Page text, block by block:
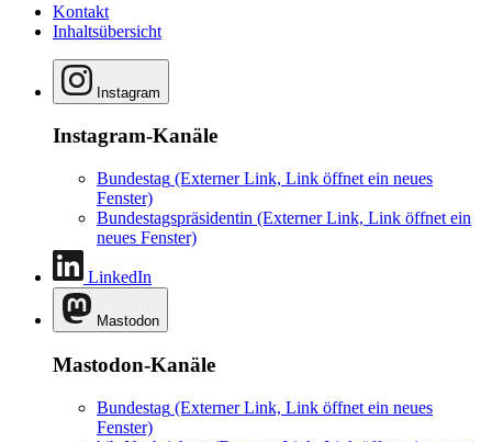
Kontakt
Inhaltsübersicht
Instagram
Instagram-Kanäle
Bundestag (Externer Link, Link öffnet ein neues
Fenster)
Bundestagspräsidentin (Externer Link, Link öffnet ein
neues Fenster)
LinkedIn
Mastodon
Mastodon-Kanäle
Bundestag (Externer Link, Link öffnet ein neues
Fenster)